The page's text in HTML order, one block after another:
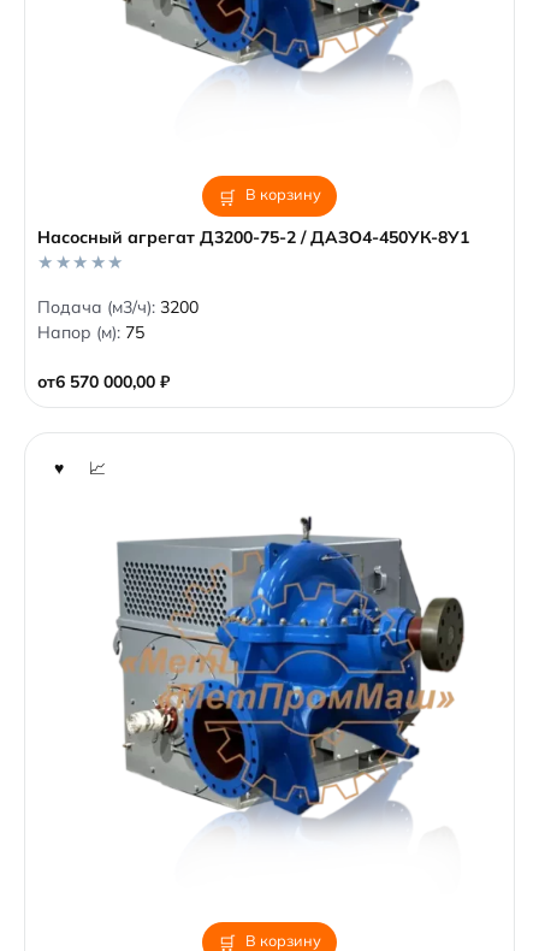
В корзину
Насосный агрегат Д3200-75-2 / ДАЗО4-450УК-8У1
от6 570 000,00 ₽
0
o
u
f
5
Подача (м3/ч): 3200
Напор (м): 75
В корзину